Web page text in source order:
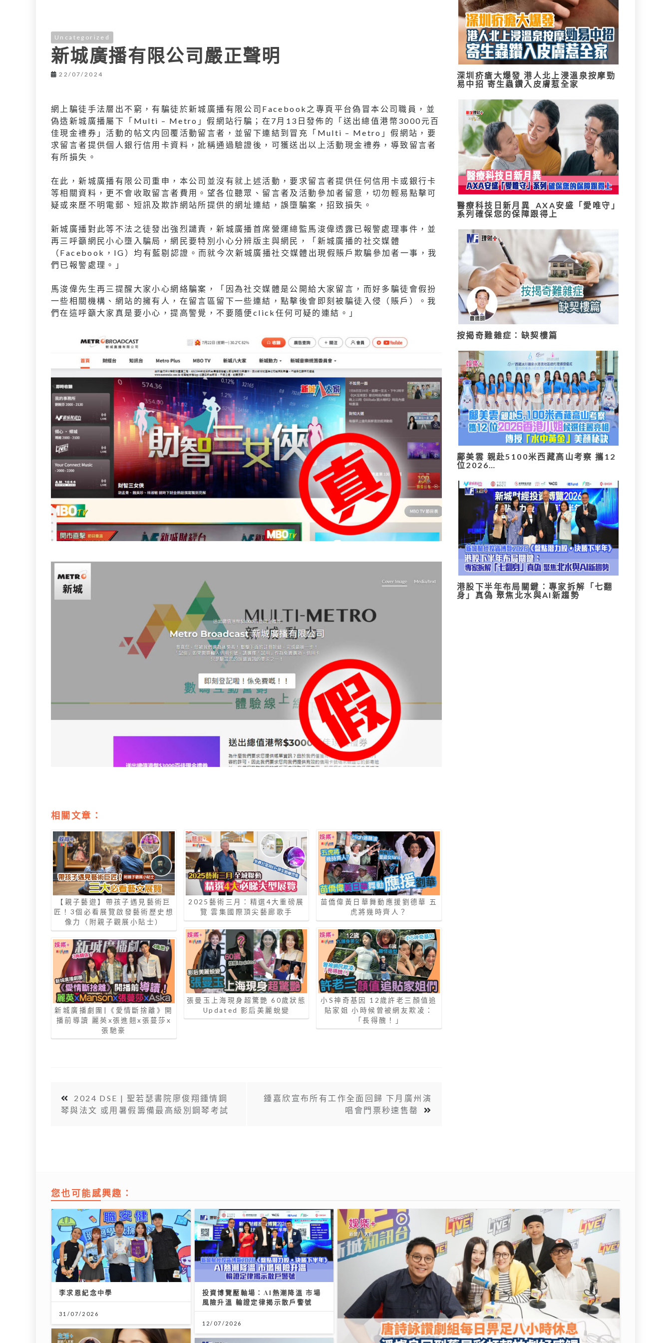
Uncategorized
新城廣播有限公司嚴正聲明
22/07/2024
網上騙徒手法層出不窮，有騙徒於新城廣播有限公司Facebook之專頁平台偽冒本公司職員，並
偽造新城廣播屬下「Multi – Metro」假網站行騙；在7月13日發佈的「送出總值港幣3000元百
佳現金禮券」活動的帖文内回覆活動留言者，並留下連結到冒充「Multi – Metro」假網站，要
求留言者提供個人銀行信用卡資料，訛稱通過驗證後，可獲送出以上活動現金禮券，導致留言者
有所損失。
在此，新城廣播有限公司重申，本公司並沒有就上述活動，要求留言者提供任何信用卡或銀行卡
等相關資料，更不會收取留言者費用。望各位聽眾、留言者及活動參加者留意，切勿輕易點擊可
疑或來歷不明電郵、短訊及欺詐網站所提供的網址連結，誤墮騙案，招致損失。
新城廣播對此等不法之徒發出強烈譴責，新城廣播首席營運總監馬浚偉透露已報警處理事件，並
再三呼籲網民小心墮入騙局，網民要特別小心分辨版主與網民，「新城廣播的社交媒體
（Facebook，IG）均有藍剔認證。而就今次新城廣播社交媒體出現假賬戶欺騙參加者一事，我
們已報警處理。」
馬浚偉先生再三提醒大家小心網絡騙案，「因為社交媒體是公開給大家留言，而好多騙徒會假扮
一些相關機構、網站的擁有人，在留言區留下一些連結，點擊後會即刻被騙徒入侵（賬戶）。我
們在這呼籲大家真是要小心，提高警覺，不要隨便click任何可疑的連結。」
相關文章：
【親子藝遊】帶孩子遇見藝術巨
匠！3個必看展覽啟發藝術歷史想
像力（附親子觀展小貼士）
新城廣播劇團|《愛情斷捨離》開
播前導讀 麗英x張進翹x張蔓莎x
張馳豪
2025藝術三月：精選4大重磅展
覽 雲集國際頂尖藝廊歌手
張曼玉上海現身超驚艷 60歲狀態
Updated 影后美麗蛻變
苗僑偉黃日華舞動應援劉德華 五
虎將幾時齊人？
小S神奇基因 12歲許老三顏值追
貼家姐 小時候曾被網友欺凌：
「長得醜！」
2024 DSE | 聖若瑟書院廖俊翔鍾情鋼
琴與法文 或用暑假籌備最高級別鋼琴考試
鍾嘉欣宣布所有工作全面回歸 下月廣州演
唱會門票秒速售罄
深圳疥瘡大爆發 港人北上浸溫泉按摩勁
易中招 寄生蟲鑽入皮膚惹全家
醫療科技日新月異 AXA安盛「愛唯守」
系列確保您的保障跟得上
按揭奇難雜症：缺契樓篇
鄺美雲 親赴5100米西藏高山考察 攜12
位2026…
港股下半年布局關鍵：專家拆解「七翻
身」真偽 聚焦北水與AI新趨勢
您也可能感興趣：
李求恩紀念中學
31/07/2026
投資博覽壓軸場：AI熱潮降溫 市場
風險升溫 輪證定律揭示散戶警號
12/07/2026